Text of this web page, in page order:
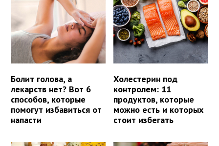
Болит голова, а
лекарств нет? Вот 6
способов, которые
помогут избавиться от
напасти
Холестерин под
контролем: 11
продуктов, которые
можно есть и которых
стоит избегать